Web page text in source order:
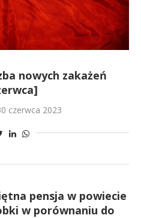
nowych zakażeń
czerwca 2023
pensja w powiecie
w porównaniu do